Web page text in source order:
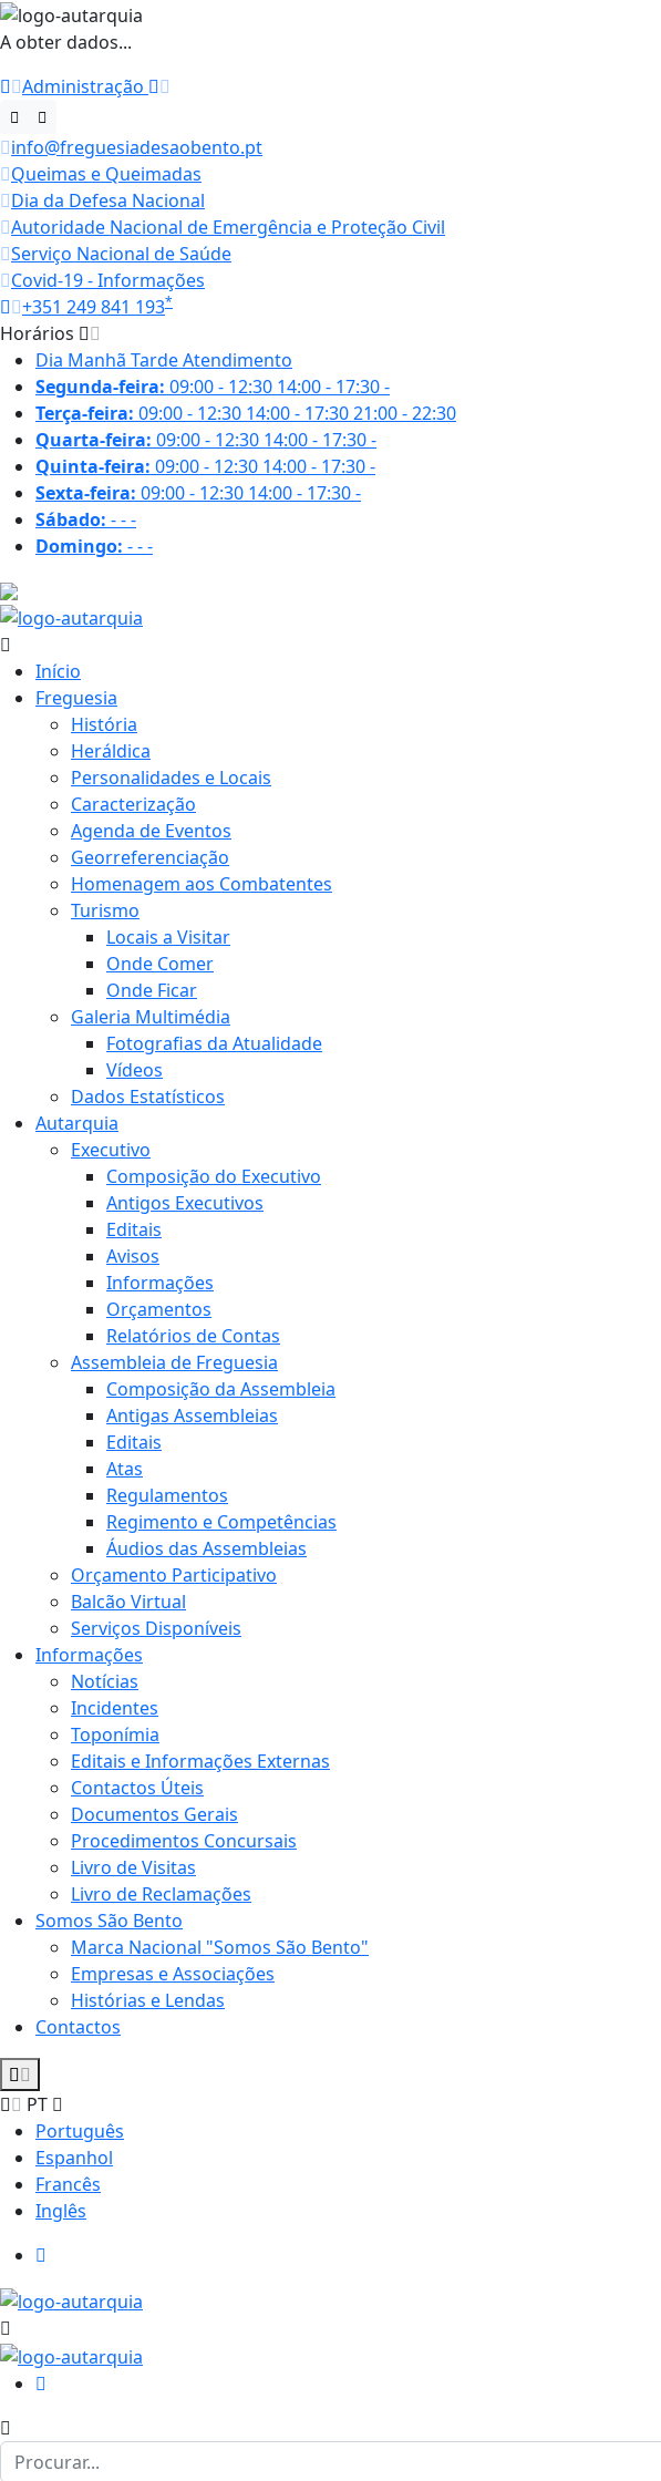
A obter dados...
Administração
info@freguesiadesaobento.pt
Queimas e Queimadas
Dia da Defesa Nacional
Autoridade Nacional de Emergência e Proteção Civil
Serviço Nacional de Saúde
Covid-19 - Informações
+351 249 841 193*
Horários
Dia Manhã TardeAtendimento
Segunda-feira: 09:00 - 12:30 14:00 - 17:30-
Terça-feira: 09:00 - 12:30 14:00 - 17:3021:00 - 22:30
Quarta-feira: 09:00 - 12:30 14:00 - 17:30-
Quinta-feira: 09:00 - 12:30 14:00 - 17:30-
Sexta-feira: 09:00 - 12:30 14:00 - 17:30-
Sábado: ---
Domingo: ---
Início
Freguesia
História
Heráldica
Personalidades e Locais
Caracterização
Agenda de Eventos
Georreferenciação
Homenagem aos Combatentes
Turismo
Locais a Visitar
Onde Comer
Onde Ficar
Galeria Multimédia
Fotografias da Atualidade
Vídeos
Dados Estatísticos
Autarquia
Executivo
Composição do Executivo
Antigos Executivos
Editais
Avisos
Informações
Orçamentos
Relatórios de Contas
Assembleia de Freguesia
Composição da Assembleia
Antigas Assembleias
Editais
Atas
Regulamentos
Regimento e Competências
Áudios das Assembleias
Orçamento Participativo
Balcão Virtual
Serviços Disponíveis
Informações
Notícias
Incidentes
Toponímia
Editais e Informações Externas
Contactos Úteis
Documentos Gerais
Procedimentos Concursais
Livro de Visitas
Livro de Reclamações
Somos São Bento
Marca Nacional "Somos São Bento"
Empresas e Associações
Histórias e Lendas
Contactos
PT
Português
Espanhol
Francês
Inglês